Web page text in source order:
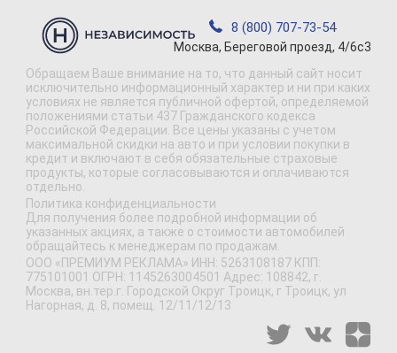
8 (800) 707-73-54
Москва, Береговой проезд, 4/6с3
Обращаем Ваше внимание на то, что данный сайт носит
исключительно информационный характер и ни при каких
условиях не является публичной офертой, определяемой
положениями статьи 437 Гражданского кодекса
Российской Федерации. Все цены указаны с учетом
максимальной скидки на авто и при условии покупки в
кредит и включают в себя обязательные страховые
продукты, которые согласовываются и оплачиваются
отдельно.
Политика конфиденциальности
Для получения более подробной информации об
указанных акциях, а также о стоимости автомобилей
обращайтесь к менеджерам по продажам.
ООО «ПРЕМИУМ РЕКЛАМА» ИНН: 5263108187 КПП:
775101001 ОГРН: 1145263004501 Адрес: 108842, г.
Москва, вн.тер.г. Городской Округ Троицк, г Троицк, ул
Нагорная, д. 8, помещ. 12/11/12/13